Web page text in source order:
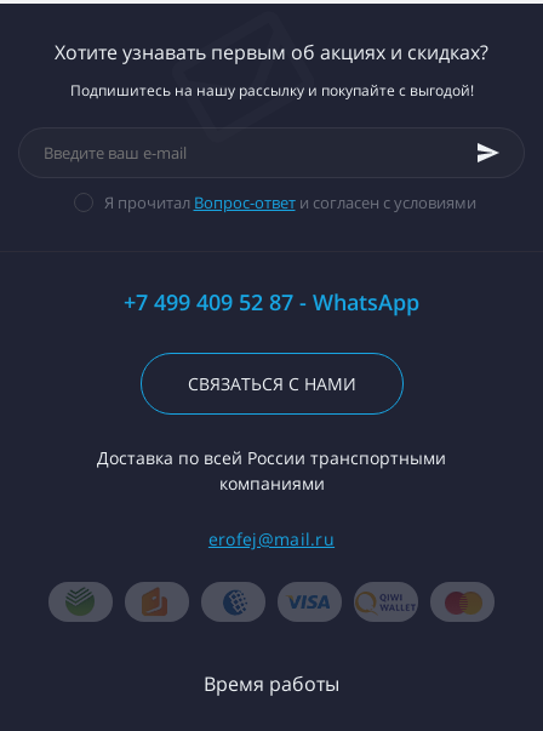
Хотите узнавать первым об акциях и скидках?
Подпишитесь на нашу рассылку и покупайте с выгодой!
Я прочитал Вопрос-ответи согласен с условиями
+7 499 409 52 87 - WhatsApp
СВЯЗАТЬСЯ С НАМИ
Доставка по всей России транспортными
компаниями
erofej@mail.ru
Время работы